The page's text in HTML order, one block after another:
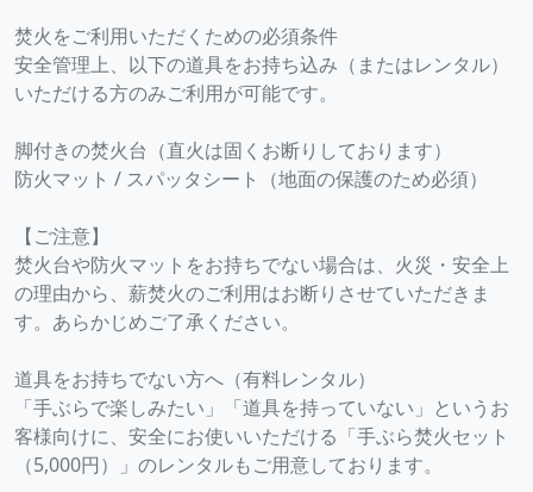
焚火をご利用いただくための必須条件
安全管理上、以下の道具をお持ち込み（またはレンタル）
いただける方のみご利用が可能です。
脚付きの焚火台（直火は固くお断りしております）
防火マット / スパッタシート（地面の保護のため必須）
【ご注意】
焚火台や防火マットをお持ちでない場合は、火災・安全上
の理由から、薪焚火のご利用はお断りさせていただきま
す。あらかじめご了承ください。
道具をお持ちでない方へ（有料レンタル）
「手ぶらで楽しみたい」「道具を持っていない」というお
客様向けに、安全にお使いいただける「手ぶら焚火セット
（5,000円）」のレンタルもご用意しております。